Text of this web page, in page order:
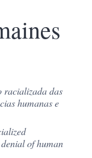
racializada das
humanas e
of human